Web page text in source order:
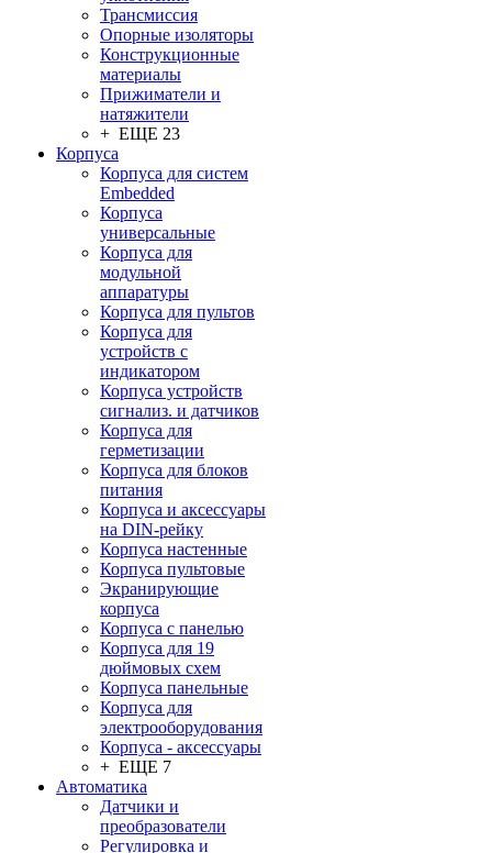
Трансмиссия
Опорные изоляторы
Конструкционные
материалы
Прижиматели и
натяжители
+ ЕЩЕ 23
Корпуса
Корпуса для систем
Embedded
Корпуса
универсальные
Корпуса для
модульной
аппаратуры
Корпуса для пультов
Корпуса для
устройств с
индикатором
Корпуса устройств
сигнализ. и датчиков
Корпуса для
герметизации
Корпуса для блоков
питания
Корпуса и аксессуары
на DIN-рейку
Корпуса настенные
Корпуса пультовые
Экранирующие
корпуса
Корпуса с панелью
Корпуса для 19
дюймовых схем
Корпуса панельные
Корпуса для
электрооборудования
Корпуса - аксессуары
+ ЕЩЕ 7
Автоматика
Датчики и
преобразователи
Регулировка и